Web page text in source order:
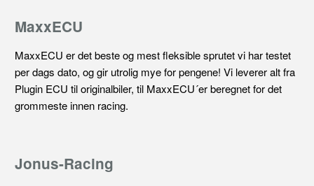
MaxxECU
MaxxECU er det beste og mest fleksible sprutet vi har testet
per dags dato, og gir utrolig mye for pengene! Vi leverer alt fra
Plugin ECU til originalbiler, til MaxxECU´er beregnet for det
grommeste innen racing.
Jonus-Racing